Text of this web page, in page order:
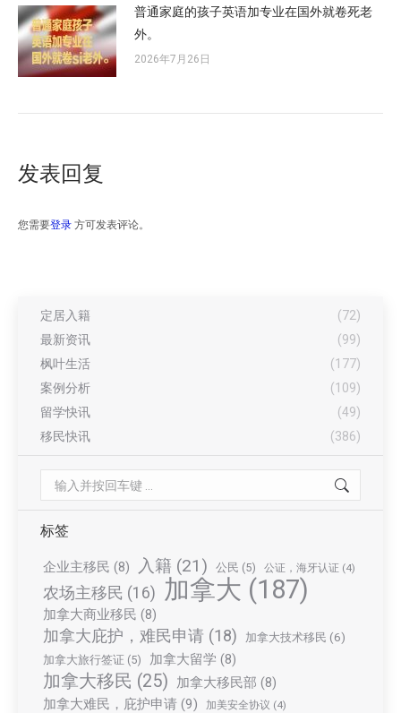
普通家庭的孩子英语加专业在国外就卷死老
外。
2026年7月26日
发表回复
您需要登录 方可发表评论。
定居入籍
(72)
最新资讯
(99)
枫叶生活
(177)
案例分析
(109)
留学快讯
(49)
移民快讯
(386)
Search:
标签
企业主移民 (8) 入籍 (21) 公民 (5) 公证，海牙认证 (4)
农场主移民 (16) 加拿大 (187)
加拿大商业移民 (8)
加拿大庇护，难民申请 (18) 加拿大技术移民 (6)
加拿大旅行签证 (5) 加拿大留学 (8)
加拿大移民 (25) 加拿大移民部 (8)
加拿大难民，庇护申请 (9) 加美安全协议 (4)